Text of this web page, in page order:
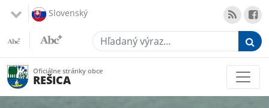
Slovenský
Hľadaný výraz...
Oficiálne stránky obce
REŠICA